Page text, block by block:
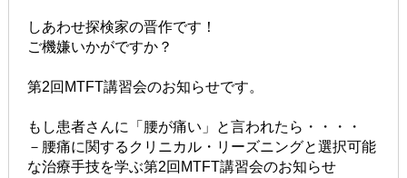
しあわせ探検家の晋作です！
ご機嫌いかがですか？
第2回MTFT講習会のお知らせです。
もし患者さんに「腰が痛い」と言われたら・・・・
－腰痛に関するクリニカル・リーズニングと選択可能
な治療手技を学ぶ第2回MTFT講習会のお知らせ